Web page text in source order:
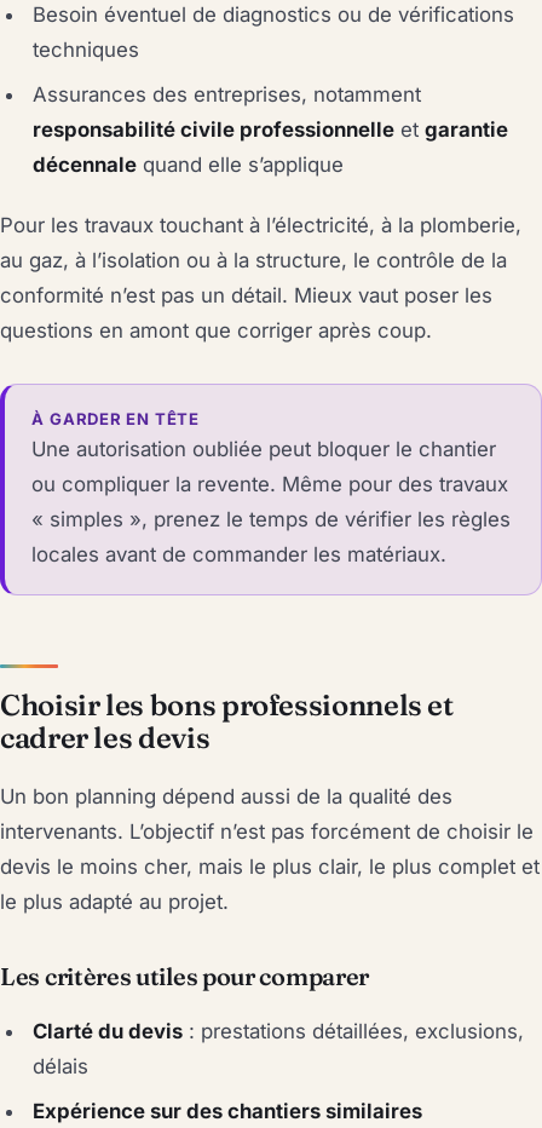
Besoin éventuel de diagnostics ou de vérifications
techniques
Assurances des entreprises, notamment
responsabilité civile professionnelle etgarantie
décennale quand elle s’applique
Pour les travaux touchant à l’électricité, à la plomberie,
au gaz, à l’isolation ou à la structure, le contrôle de la
conformité n’est pas un détail. Mieux vaut poser les
questions en amont que corriger après coup.
À GARDER EN TÊTE
Une autorisation oubliée peut bloquer le chantier
ou compliquer la revente. Même pour des travaux
« simples », prenez le temps de vérifier les règles
locales avant de commander les matériaux.
Choisir les bons professionnels et
cadrer les devis
Un bon planning dépend aussi de la qualité des
intervenants. L’objectif n’est pas forcément de choisir le
devis le moins cher, mais le plus clair, le plus complet et
le plus adapté au projet.
Les critères utiles pour comparer
Clarté du devis : prestations détaillées, exclusions,
délais
Expérience sur des chantiers similaires